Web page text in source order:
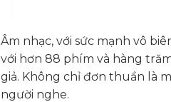
Âm nhạc, với sức mạnh vô
với hơn 88 phím và hàng
giả. Không chỉ đơn thuần là
người nghe.